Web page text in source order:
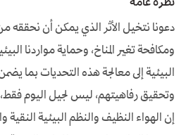
دعونا نتخيل الأثر الذي يمكن أن نحققه
ومكافحة تغير المناخ، وحماية مواردنا
البيئية إلى معالجة هذه التحديات بما
وتحقيق رفاهيتهم، ليس لجيل اليوم
إن الهواء النظيف والنظم البيئية النقية